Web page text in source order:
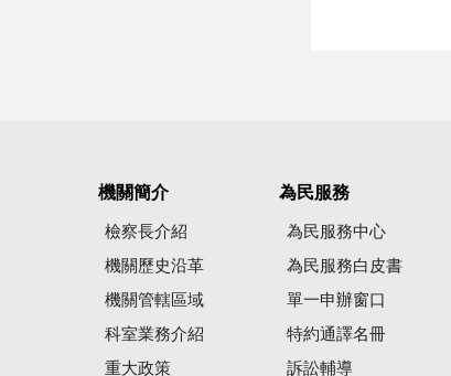
機關簡介
檢察長介紹
機關歷史沿革
機關管轄區域
科室業務介紹
重大政策
為民服務
為民服務中心
為民服務白皮書
單一申辦窗口
特約通譯名冊
訴訟輔導